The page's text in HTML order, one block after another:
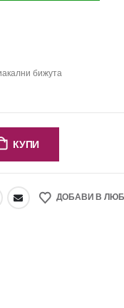
бижута
КУПИ
ДОБАВИ В